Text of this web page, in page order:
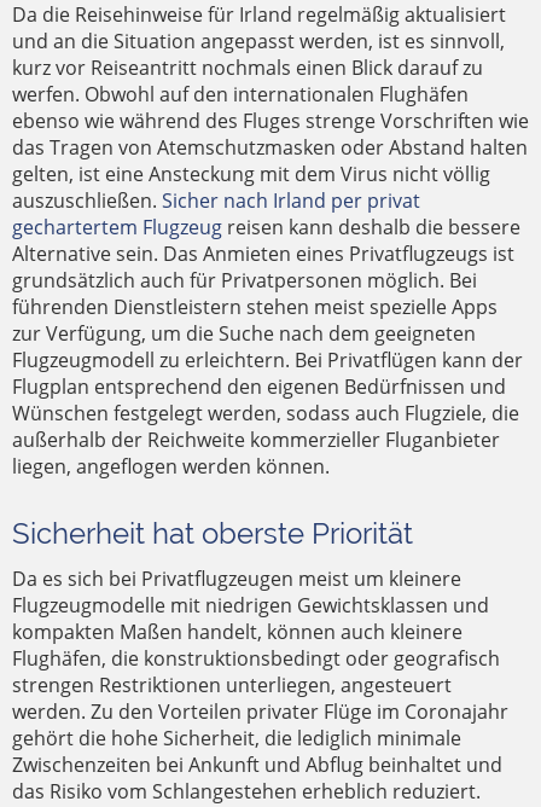
Da die Reisehinweise für Irland regelmäßig aktualisiert
und an die Situation angepasst werden, ist es sinnvoll,
kurz vor Reiseantritt nochmals einen Blick darauf zu
werfen. Obwohl auf den internationalen Flughäfen
ebenso wie während des Fluges strenge Vorschriften wie
das Tragen von Atemschutzmasken oder Abstand halten
gelten, ist eine Ansteckung mit dem Virus nicht völlig
auszuschließen. Sicher nach Irland per privat
gechartertem Flugzeug reisen kann deshalb die bessere
Alternative sein. Das Anmieten eines Privatflugzeugs ist
grundsätzlich auch für Privatpersonen möglich. Bei
führenden Dienstleistern stehen meist spezielle Apps
zur Verfügung, um die Suche nach dem geeigneten
Flugzeugmodell zu erleichtern. Bei Privatflügen kann der
Flugplan entsprechend den eigenen Bedürfnissen und
Wünschen festgelegt werden, sodass auch Flugziele, die
außerhalb der Reichweite kommerzieller Fluganbieter
liegen, angeflogen werden können.
Sicherheit hat oberste Priorität
Da es sich bei Privatflugzeugen meist um kleinere
Flugzeugmodelle mit niedrigen Gewichtsklassen und
kompakten Maßen handelt, können auch kleinere
Flughäfen, die konstruktionsbedingt oder geografisch
strengen Restriktionen unterliegen, angesteuert
werden. Zu den Vorteilen privater Flüge im Coronajahr
gehört die hohe Sicherheit, die lediglich minimale
Zwischenzeiten bei Ankunft und Abflug beinhaltet und
das Risiko vom Schlangestehen erheblich reduziert.